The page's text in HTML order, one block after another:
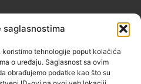
saglasnostima
tehnologije poput kolačića
o uređaju. Saglasnost sa ovim
obrađujemo podatke kao što su
SPRAT), 72000 ZENICA